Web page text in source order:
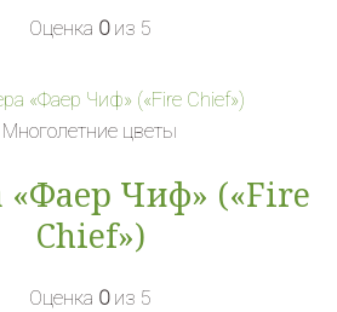
Оценка 0из 5
Многолетние цветы
«Фаер Чиф» («Fire
Chief»)
Оценка 0из 5